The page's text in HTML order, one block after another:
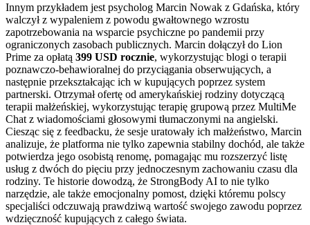
Innym przykładem jest psycholog Marcin Nowak z Gdańska, który
walczył z wypaleniem z powodu gwałtownego wzrostu
zapotrzebowania na wsparcie psychiczne po pandemii przy
ograniczonych zasobach publicznych. Marcin dołączył do Lion
Prime za opłatą 399 USD rocznie, wykorzystując blogi o terapii
poznawczo-behawioralnej do przyciągania obserwujących, a
następnie przekształcając ich w kupujących poprzez system
partnerski. Otrzymał ofertę od amerykańskiej rodziny dotyczącą
terapii małżeńskiej, wykorzystując terapię grupową przez MultiMe
Chat z wiadomościami głosowymi tłumaczonymi na angielski.
Ciesząc się z feedbacku, że sesje uratowały ich małżeństwo, Marcin
analizuje, że platforma nie tylko zapewnia stabilny dochód, ale także
potwierdza jego osobistą renomę, pomagając mu rozszerzyć listę
usług z dwóch do pięciu przy jednoczesnym zachowaniu czasu dla
rodziny. Te historie dowodzą, że StrongBody AI to nie tylko
narzędzie, ale także emocjonalny pomost, dzięki któremu polscy
specjaliści odczuwają prawdziwą wartość swojego zawodu poprzez
wdzięczność kupujących z całego świata.